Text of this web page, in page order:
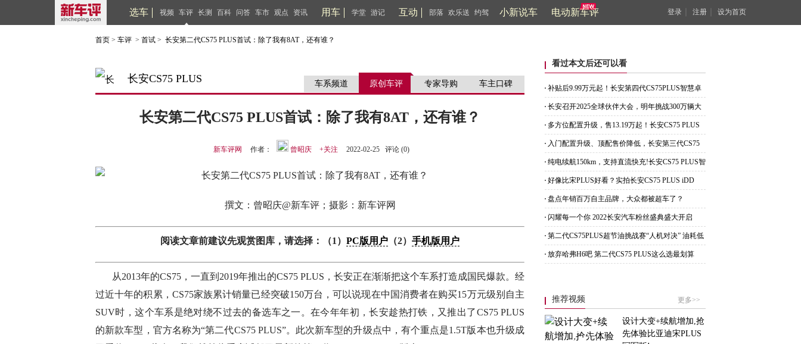
选车 视频 车评 长测 百科 问答 车市 观点 资讯 用车 学堂 游记 互动 部落 欢乐送 约驾 小新说车 电动新车评 登录 注册 设为首页
首页 > 车评 > 首试 > 长安第二代CS75 PLUS首试：除了我有8AT，还有谁？
长安CS75 PLUS 车系频道 原创车评 专家导购 车主口碑
长安第二代CS75 PLUS首试：除了我有8AT，还有谁？
新车评网 作者： 曾昭庆 +关注 2022-02-25 评论 (0)
撰文：曾昭庆@新车评；摄影：新车评网
阅读文章前建议先观赏图库，请选择：（1） PC版用户 （2） 手机版用户
从2013年的CS75，一直到2019年推出的CS75 PLUS，长安正在渐渐把这个车系打造成国民爆款。经
过近十年的积累，CS75家族累计销量已经突破150万台，可以说现在中国消费者在购买15万元级别自主
SUV时，这个车系是绝对绕不过去的备选车之一。在今年年初，长安趁热打铁，又推出了CS75 PLUS
的新款车型，官方名称为“第二代CS75 PLUS”。此次新车型的升级点中，有个重点是1.5T版本也升级成
看过本文后还可以看
补贴后9.99万元起！长安第四代CS75PLUS智慧卓
越型上市
长安召开2025全球伙伴大会，明年挑战300万辆大
关！
多方位配置升级，售13.19万起！长安CS75 PLUS
Ultra上市
入门配置升级、顶配售价降低，长安第三代CS75
PLUS上市
纯电续航150km，支持直流快充!长安CS75 PLUS智
电iDD亮相
好像比宋PLUS好看？实拍长安CS75 PLUS iDD
盘点年销百万自主品牌，大众都被超车了？
闪耀每一个你 2022长安汽车粉丝盛典盛大开启
第二代CS75PLUS超节油挑战赛“人机对决” 油耗低
至6.8L
放弃哈弗H6吧 第二代CS75 PLUS这么选最划算
推荐视频 更多>>
设计大变+续航增加,抢
先体验比亚迪宋PLUS